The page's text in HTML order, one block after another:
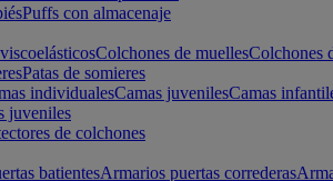
Puffs con almacenaje
Colchones de muellesColchones
Patas de somieres
individualesCamas juvenilesCamas
juveniles
de colchones
batientesArmarios puertas correderas